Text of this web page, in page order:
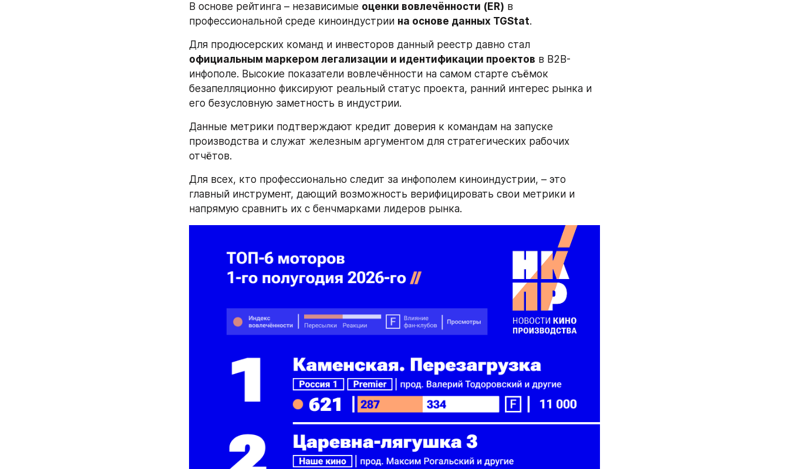
В основе рейтинга – независимые оценки вовлечённости (ER) в
профессиональной среде киноиндустрии на основе данных TGStat.
официальным маркером легализации и идентификации проектов в B2B-
инфополе. Высокие показатели вовлечённости на самом старте съёмок
безапелляционно фиксируют реальный статус проекта, ранний интерес рынка и
его безусловную заметность в индустрии.
Данные метрики подтверждают кредит доверия к командам на запуске
производства и служат железным аргументом для стратегических рабочих
отчётов.
Для всех, кто профессионально следит за инфополем киноиндустрии, – это
главный инструмент, дающий возможность верифицировать свои метрики и
напрямую сравнить их с бенчмарками лидеров рынка.